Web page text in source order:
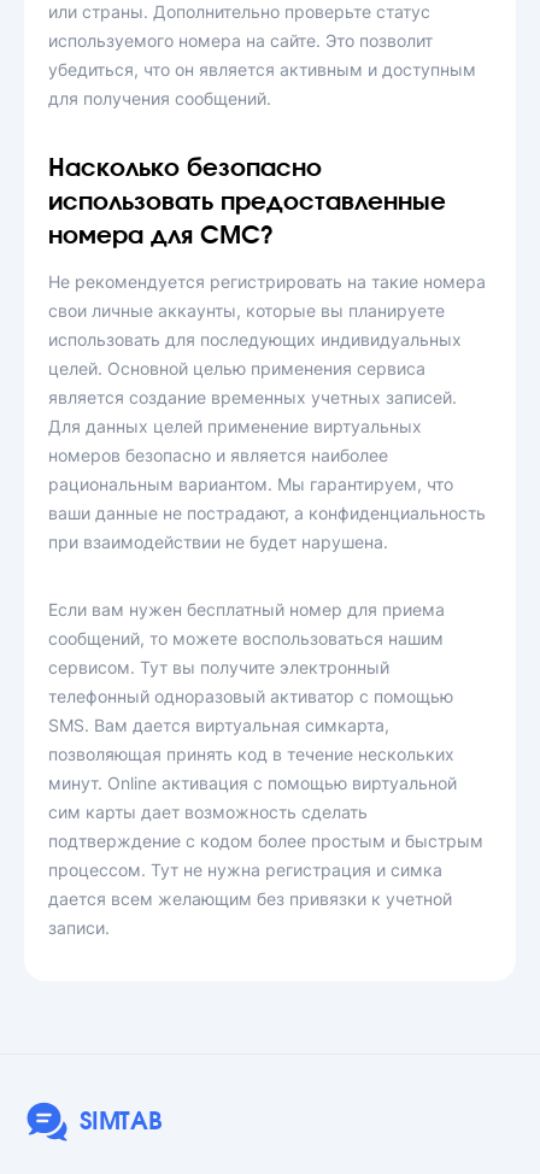
или страны. Дополнительно проверьте статус
используемого номера на сайте. Это позволит
убедиться, что он является активным и доступным
для получения сообщений.
Насколько безопасно
использовать предоставленные
номера для СМС?
Не рекомендуется регистрировать на такие номера
свои личные аккаунты, которые вы планируете
использовать для последующих индивидуальных
целей. Основной целью применения сервиса
является создание временных учетных записей.
Для данных целей применение виртуальных
номеров безопасно и является наиболее
рациональным вариантом. Мы гарантируем, что
ваши данные не пострадают, а конфиденциальность
при взаимодействии не будет нарушена.
Если вам нужен бесплатный номер для приема
сообщений, то можете воспользоваться нашим
сервисом. Тут вы получите электронный
телефонный одноразовый активатор с помощью
SMS. Вам дается виртуальная симкарта,
позволяющая принять код в течение нескольких
минут. Online активация с помощью виртуальной
сим карты дает возможность сделать
подтверждение с кодом более простым и быстрым
процессом. Тут не нужна регистрация и симка
дается всем желающим без привязки к учетной
записи.
SIMTAB